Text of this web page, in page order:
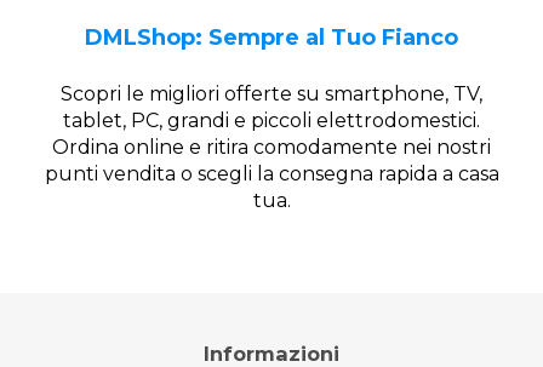
DMLShop: Sempre al Tuo Fianco
Scopri le migliori offerte su smartphone, TV,
tablet, PC, grandi e piccoli elettrodomestici.
Ordina online e ritira comodamente nei nostri
punti vendita o scegli la consegna rapida a casa
tua.
Informazioni